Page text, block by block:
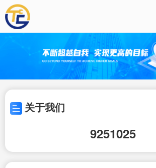
关于我们
9251025